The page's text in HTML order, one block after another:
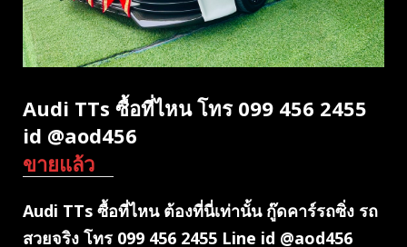
Audi TTs ซื้อที่ไหน โทร 099 456 2455
id @aod456
ขายแล้ว
Audi TTs ซื้อที่ไหน ต้องที่นี่เท่านั้น กู๊ดคาร์รถซิ่ง รถ
สวยจริง โทร 099 456 2455 Line id @aod456